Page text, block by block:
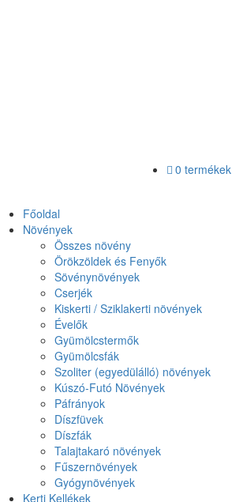
0 termékek
Főoldal
Növények
Összes növény
Örökzöldek és Fenyők
Sövénynövények
Cserjék
Kiskerti / Sziklakerti növények
Évelők
Gyümölcstermők
Gyümölcsfák
Szoliter (egyedülálló) növények
Kúszó-Futó Növények
Páfrányok
Díszfüvek
Díszfák
Talajtakaró növények
Fűszernövények
Gyógynövények
Kerti Kellékek